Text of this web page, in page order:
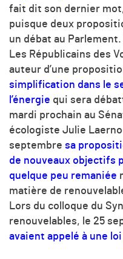
fait dit son dernier
puisque deux
un débat au
Les Républicains des
auteur d’une
simplification dans le
l’énergie qui sera
mardi prochain au
écologiste Julie
septembre sa
de nouveaux objectifs
quelque peu remaniée
matière de
Lors du colloque du
renouvelables, le 25
avaient appelé à une